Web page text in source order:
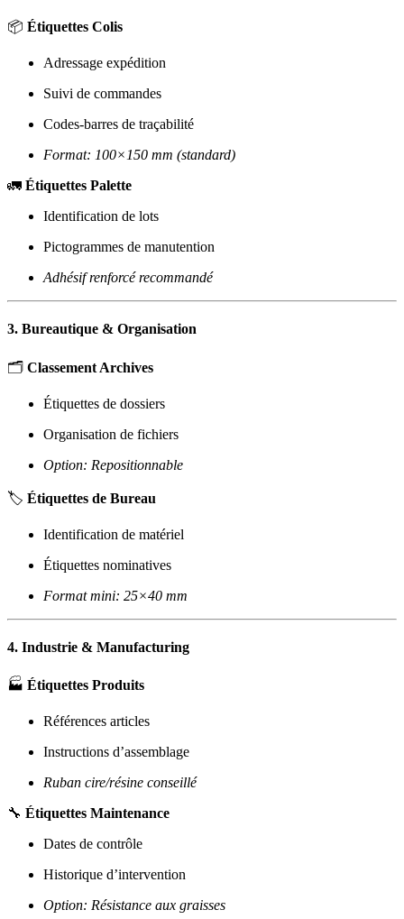
📦 Étiquettes Colis
Adressage expédition
Suivi de commandes
Codes-barres de traçabilité
Format: 100×150 mm (standard)
🚛 Étiquettes Palette
Identification de lots
Pictogrammes de manutention
Adhésif renforcé recommandé
3. Bureautique & Organisation
🗂️ Classement Archives
Étiquettes de dossiers
Organisation de fichiers
Option: Repositionnable
🏷️ Étiquettes de Bureau
Identification de matériel
Étiquettes nominatives
Format mini: 25×40 mm
4. Industrie & Manufacturing
🏭 Étiquettes Produits
Références articles
Instructions d’assemblage
Ruban cire/résine conseillé
🔧 Étiquettes Maintenance
Dates de contrôle
Historique d’intervention
Option: Résistance aux graisses